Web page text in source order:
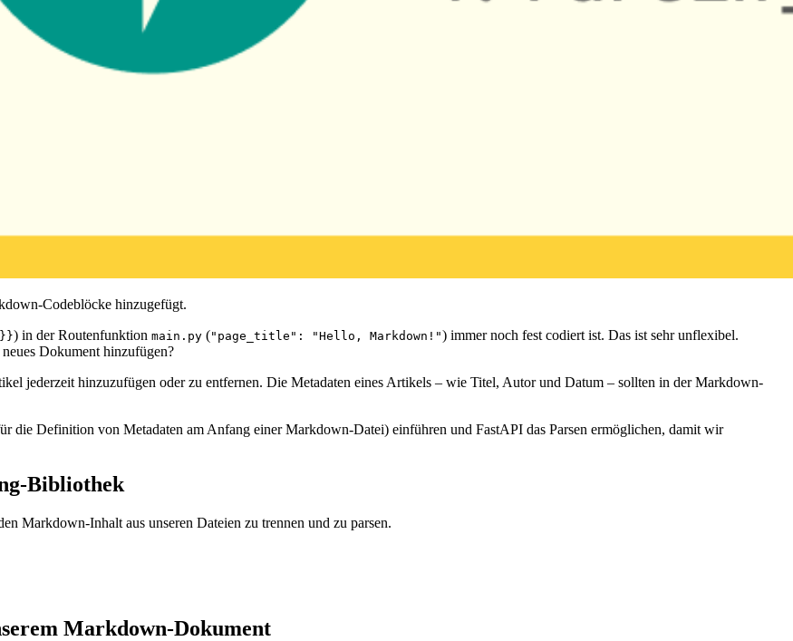
Codeblöcke hinzugefügt.
) in der Routenfunktion main.py ("page_title": "Hello, Markdown!") immer noch fest codiert ist. Das ist sehr unflexibel.
Dokument hinzufügen?
jederzeit hinzuzufügen oder zu entfernen. Die Metadaten eines Artikels – wie Titel, Autor und Datum – sollten in der Markdown-
die Definition von Metadaten am Anfang einer Markdown-Datei) einführen und FastAPI das Parsen ermöglichen, damit wir
Bibliothek
Markdown-Inhalt aus unseren Dateien zu trennen und zu parsen.
Markdown-Dokument